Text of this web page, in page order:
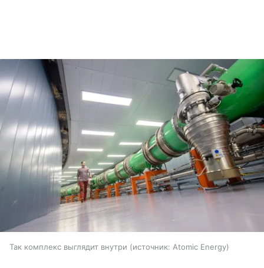
Так комплекс выглядит внутри источник: Atomic Energy